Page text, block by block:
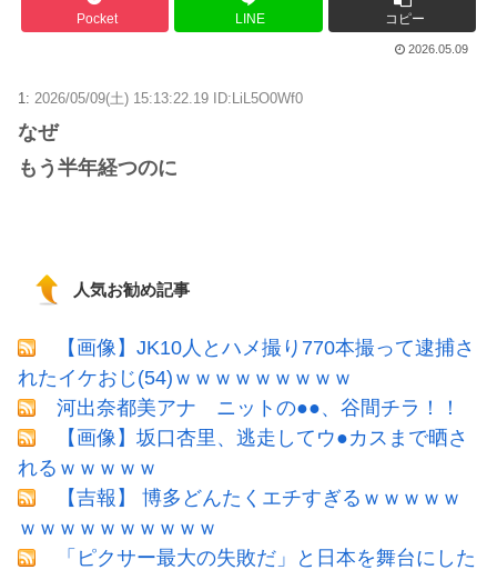
Pocket LINE コピー
2026.05.09
1: 2026/05/09(土) 15:13:22.19 ID:LiL5O0Wf0
なぜ
もう半年経つのに
人気お勧め記事
【画像】JK10人とハメ撮り770本撮って逮捕さ
れたイケおじ(54)ｗｗｗｗｗｗｗｗｗ
河出奈都美アナ ニットの●●、谷間チラ！！
【画像】坂口杏里、逃走してウ●カスまで晒さ
れるｗｗｗｗｗ
【吉報】 博多どんたくエチすぎるｗｗｗｗｗ
ｗｗｗｗｗｗｗｗｗｗ
「ピクサー最大の失敗だ」と日本を舞台にした